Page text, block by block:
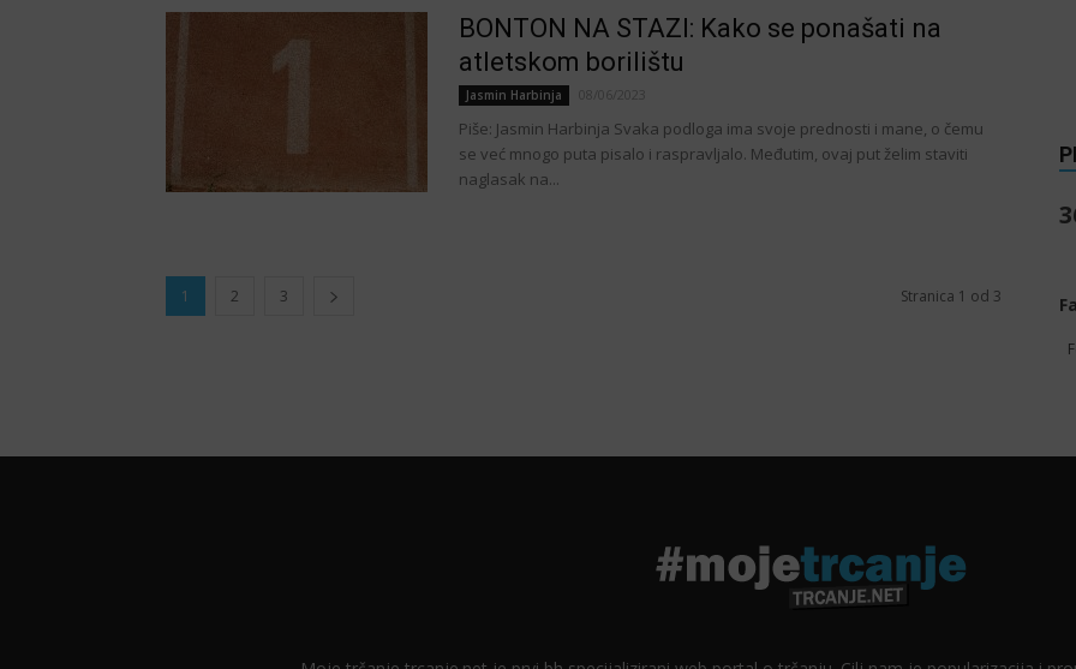
BONTON NA STAZI: Kako se ponašati na
atletskom borilištu
Jasmin Harbinja 08/06/2023
Piše: Jasmin Harbinja Svaka podloga ima svoje prednosti i mane, o čemu
se već mnogo puta pisalo i raspravljalo. Međutim, ovaj put želim staviti
naglasak na...
1 2 3 Stranica 1 od 3